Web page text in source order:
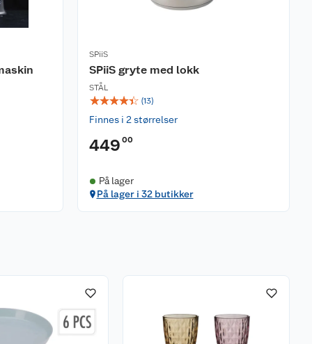
SPiiS
SPiiS gryte med lokk
STÅL
☆☆☆☆☆ (13)
Finnes i 2 størrelser
449 00
På lager
På lager i 32 butikker